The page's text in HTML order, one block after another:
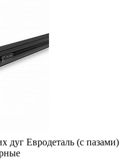
дуг Евродеталь (с пазами)